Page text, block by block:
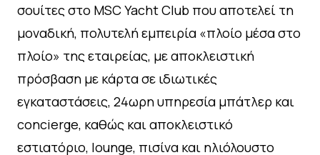
σουίτες στο MSC Yacht Club που αποτελεί τη
μοναδική, πολυτελή εμπειρία «πλοίο μέσα στο
πλοίο» της εταιρείας, με αποκλειστική
πρόσβαση με κάρτα σε ιδιωτικές
εγκαταστάσεις, 24ωρη υπηρεσία μπάτλερ και
concierge, καθώς και αποκλειστικό
εστιατόριο, lounge, πισίνα και ηλιόλουστο